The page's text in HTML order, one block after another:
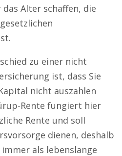
Alter schaffen, die
zu einer nicht
ist, dass Sie
nicht auszahlen
Rente fungiert hier
Rente und soll
dienen, deshalb
als lebenslange